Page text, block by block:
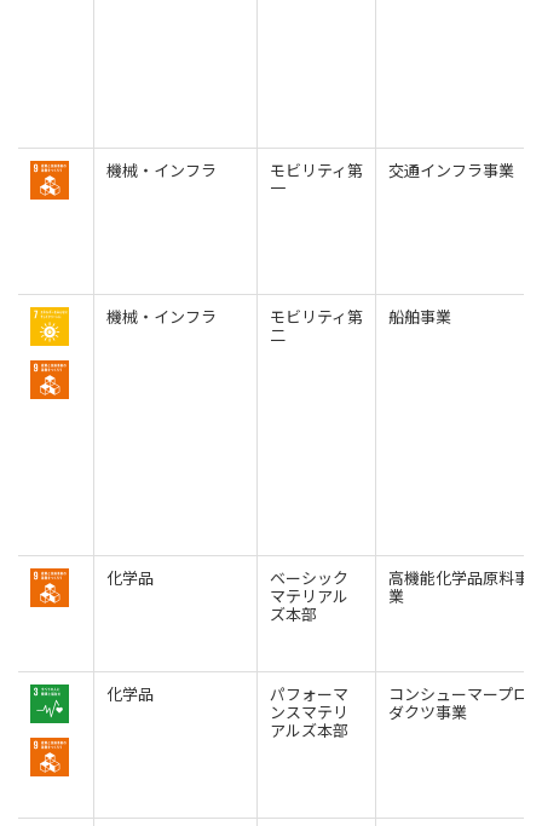
機械・インフラ モビリティ第
一
交通インフラ事業
機械・インフラ モビリティ第
二
船舶事業
化学品 ベーシック
マテリアル
ズ本部
高機能化学品原料事
業
化学品 パフォーマ
ンスマテリ
アルズ本部
コンシューマープロ
ダクツ事業